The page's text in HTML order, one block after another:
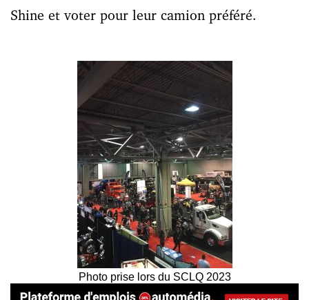
Shine et voter pour leur camion préféré.
Photo prise lors du SCLQ 2023